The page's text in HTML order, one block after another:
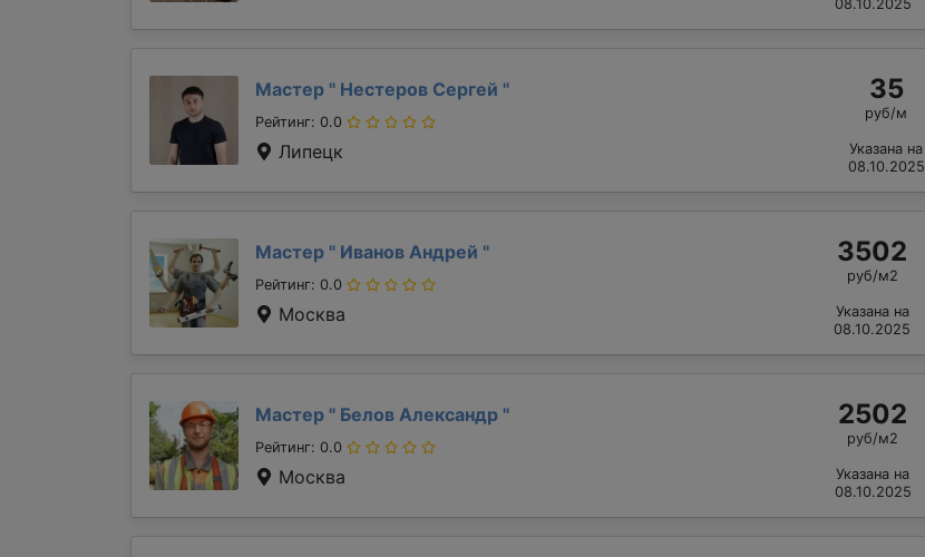
08.10.2025
Мастер " Нестеров Сергей "
Рейтинг: 0.0
Липецк
35
руб/м
Указана на
08.10.2025
Мастер " Иванов Андрей "
Рейтинг: 0.0
Москва
3502
руб/м2
Указана на
08.10.2025
Мастер " Белов Александр "
Рейтинг: 0.0
Москва
2502
руб/м2
Указана на
08.10.2025